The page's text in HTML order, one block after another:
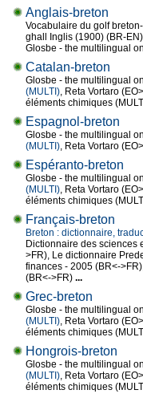
Anglais-breton
Vocabulaire du golf
ghall Inglis (1900) (BR-
Glosbe - the multilingual
Catalan-breton
Glosbe - the multilingual
(MULTI), Reta Vortaro
éléments chimiques
Espagnol-breton
Glosbe - the multilingual
(MULTI), Reta Vortaro
Espéranto-breton
Glosbe - the multilingual
(MULTI), Reta Vortaro
éléments chimiques
Français-breton
Breton : dictionnaire,
Dictionnaire des sciences
>FR), Le dictionnaire
finances - 2005 (BR<-
(BR<->FR) ...
Grec-breton
Glosbe - the multilingual
(MULTI), Reta Vortaro
éléments chimiques
Hongrois-breton
Glosbe - the multilingual
(MULTI), Reta Vortaro
éléments chimiques